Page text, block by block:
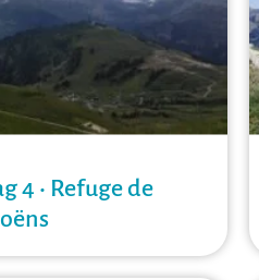
4 • Refuge de